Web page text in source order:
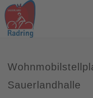
Sauerlandhalle